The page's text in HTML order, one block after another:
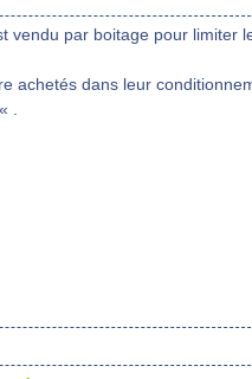
vendu par boitage pour limiter
achetés dans leur
« .